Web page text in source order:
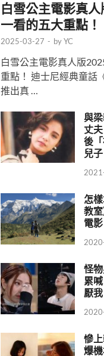
白雪公主電影真
一看的五大重點！
2025-03-27 - byYC
白雪公主電影真人版
重點！ 迪士尼經典童話
推出真 …
與
丈
後
兒子
怎
教
電影
怪
累
厭我
慘
爆